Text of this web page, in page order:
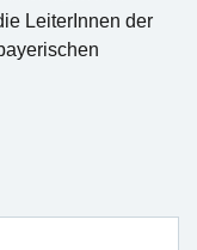
LeiterInnen der